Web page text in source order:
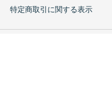
特定商取引に関する表示